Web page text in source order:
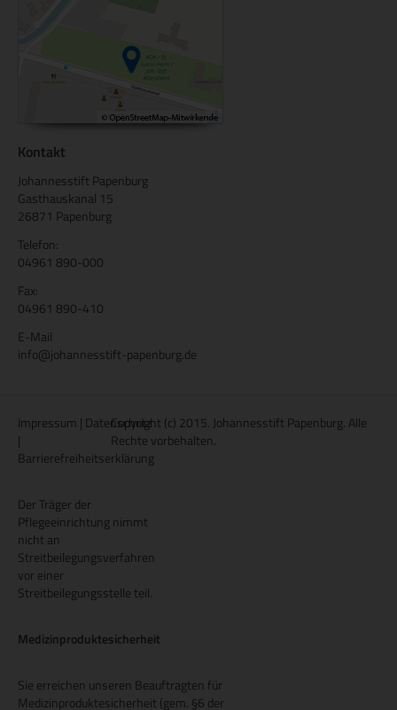
Kontakt
Johannesstift Papenburg
Gasthauskanal 15
26871 Papenburg
Telefon:
04961 890-000
Fax:
04961 890-410
E-Mail
info@johannesstift-papenburg.de
Impressum | Datenschutz
|
Barrierefreiheitserklärung
Der Träger der
Pflegeeinrichtung nimmt
nicht an
Streitbeilegungsverfahren
vor einer
Streitbeilegungsstelle teil.
Medizinproduktesicherheit
Sie erreichen unseren Beauftragten für
Medizinproduktesicherheit (gem. §6 der
Copyright (c) 2015. Johannesstift Papenburg. Alle
Rechte vorbehalten.